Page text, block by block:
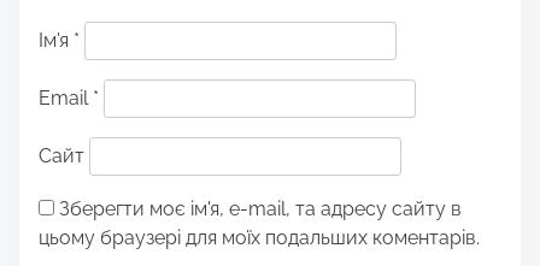
Ім'я *
Email *
Сайт
Зберегти моє ім'я, e-mail, та адресу сайту в
цьому браузері для моїх подальших коментарів.